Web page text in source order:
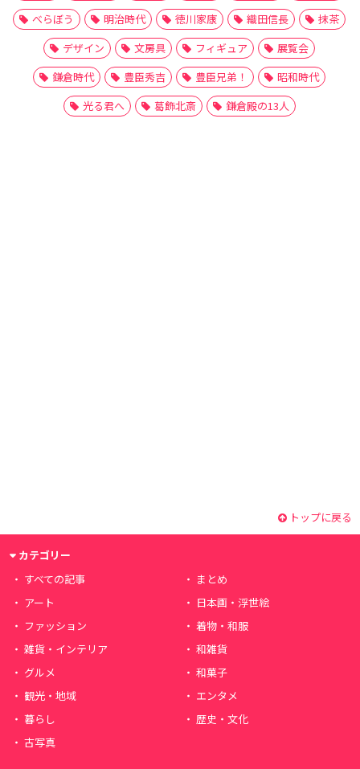
べらぼう
明治時代 徳川家康 織田信長
抹茶
デザイン
文房具 フィギュア
展覧会
鎌倉時代
豊臣秀吉 豊臣兄弟！
昭和時代
光る君へ
葛飾北斎 鎌倉殿の13人
トップに戻る
カテゴリー
すべての記事
まとめ
アート
日本画・浮世絵
ファッション
着物・和服
雑貨・インテリア
和雑貨
グルメ
和菓子
観光・地域
エンタメ
暮らし
歴史・文化
古写真